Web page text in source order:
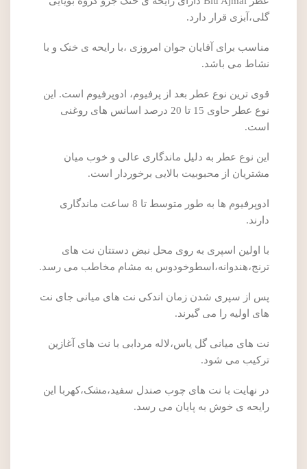
گلی،آبزی قرار دارد.
مناسب برای آقایان جوان امروزی ،با رایحه ی خنک و با
نشاط می باشد.
قوی ترین نوع عطر بعد از پرفیوم، ادوپرفیوم است. این
نوع عطر حاوی 15 تا 20 درصد اسانس های روغنی
است.
این نوع عطر به دلیل ماندگاری عالی و خوب میان
مشتریان از محبوبیت بالایی برخوردار است.
ادوپرفیوم ها به طور متوسط تا 8 ساعت ماندگاری
دارند.
با اولین اسپری به روی محل نبض دستتان نت های
ترنج،هندوانه،اسطوخودوس به مشام مخاطب می رسد.
پس از سپری شدن زمان اندکی نت های میانی جای نت
های اولیه را می گیرند.
نت های میانی گل یاس،لاله مردابی با نت های آغازین
ترکیب می شود.
در نهایت با نت های چوب صندل سفید،مشک،کهربا این
رایحه ی خوش به پایان می رسد.